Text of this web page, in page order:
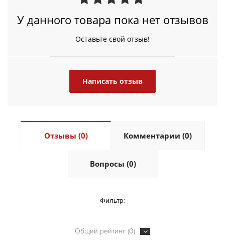
У данного товара пока нет отзывов
Оставьте свой отзыв!
Написать отзыв
Отзывы (0) Комментарии (0)
Вопросы (0)
Фильтр:
Общий рейтинг (0)